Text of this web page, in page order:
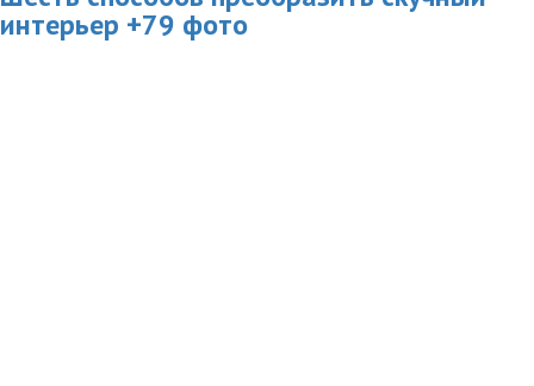
интерьер +79 фото